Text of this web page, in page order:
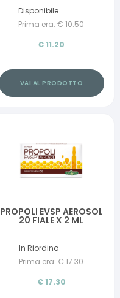
Disponibile
Prima era: €10.50
€ 11.20
VAI AL PRODOTTO
PROPOLI EVSP AEROSOL
20 FIALE X 2 ML
In Riordino
Prima era: €17.30
€ 17.30